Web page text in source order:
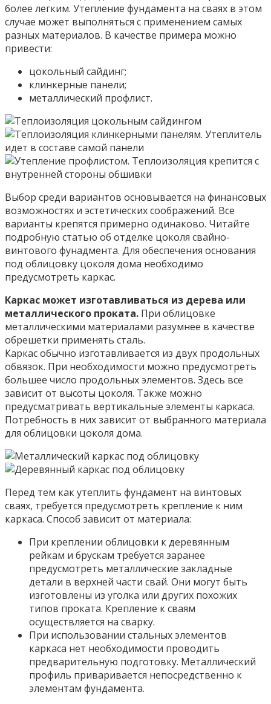
более легким. Утепление фундамента на сваях в этом
случае может выполняться с применением самых
разных материалов. В качестве примера можно
привести:
цокольный сайдинг;
клинкерные панели;
металлический профлист.
Выбор среди вариантов основывается на финансовых
возможностях и эстетических соображений. Все
варианты крепятся примерно одинаково. Читайте
подробную статью об отделке цоколя свайно-
винтового фунадмента. Для обеспечения основания
под облицовку цоколя дома необходимо
предусмотреть каркас.
Каркас может изготавливаться из дерева или
металлического проката. При облицовке
металлическими материалами разумнее в качестве
обрешетки применять сталь.
Каркас обычно изготавливается из двух продольных
обвязок. При необходимости можно предусмотреть
большее число продольных элементов. Здесь все
зависит от высоты цоколя. Также можно
предусматривать вертикальные элементы каркаса.
Потребность в них зависит от выбранного материала
для облицовки цоколя дома.
Перед тем как утеплить фундамент на винтовых
сваях, требуется предусмотреть крепление к ним
каркаса. Способ зависит от материала:
При креплении облицовки к деревянным
рейкам и брускам требуется заранее
предусмотреть металлические закладные
детали в верхней части свай. Они могут быть
изготовлены из уголка или других похожих
типов проката. Крепление к сваям
осуществляется на сварку.
При использовании стальных элементов
каркаса нет необходимости проводить
предварительную подготовку. Металлический
профиль приваривается непосредственно к
элементам фундамента.